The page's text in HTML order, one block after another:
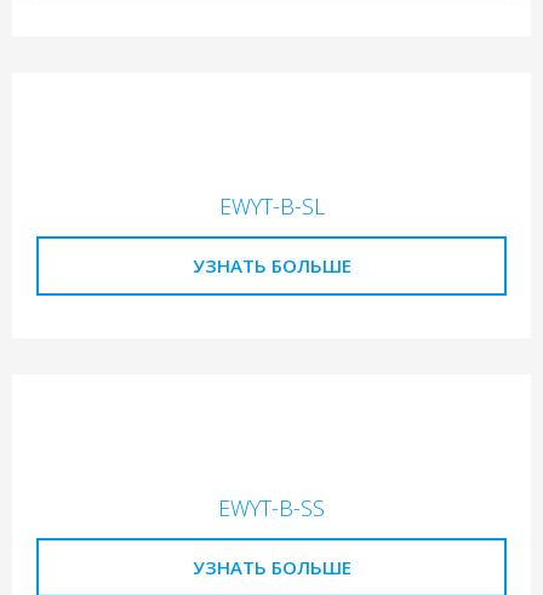
EWYT-B-SL
УЗНАТЬ БОЛЬШЕ
EWYT-B-SS
УЗНАТЬ БОЛЬШЕ